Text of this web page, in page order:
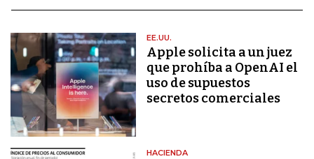
EE.UU.
Apple solicita a un juez
que prohíba a OpenAI el
uso de supuestos
secretos comerciales
HACIENDA